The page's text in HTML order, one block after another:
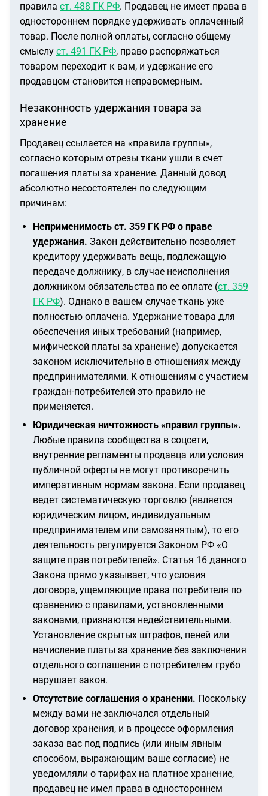
правила ст. 488 ГК РФ. Продавец не имеет права в
одностороннем порядке удерживать оплаченный
товар. После полной оплаты, согласно общему
смыслу ст. 491 ГК РФ, право распоряжаться
товаром переходит к вам, и удержание его
продавцом становится неправомерным.
Незаконность удержания товара за
хранение
Продавец ссылается на «правила группы»,
согласно которым отрезы ткани ушли в счет
погашения платы за хранение. Данный довод
абсолютно несостоятелен по следующим
причинам:
Неприменимость ст. 359 ГК РФ о праве
удержания. Закон действительно позволяет
кредитору удерживать вещь, подлежащую
передаче должнику, в случае неисполнения
должником обязательства по ее оплате (ст. 359
ГК РФ). Однако в вашем случае ткань уже
полностью оплачена. Удержание товара для
обеспечения иных требований (например,
мифической платы за хранение) допускается
законом исключительно в отношениях между
предпринимателями. К отношениям с участием
граждан-потребителей это правило не
применяется.
Юридическая ничтожность «правил группы».
Любые правила сообщества в соцсети,
внутренние регламенты продавца или условия
публичной оферты не могут противоречить
императивным нормам закона. Если продавец
ведет систематическую торговлю (является
юридическим лицом, индивидуальным
предпринимателем или самозанятым), то его
деятельность регулируется Законом РФ «О
защите прав потребителей». Статья 16 данного
Закона прямо указывает, что условия
договора, ущемляющие права потребителя по
сравнению с правилами, установленными
законами, признаются недействительными.
Установление скрытых штрафов, пеней или
начисление платы за хранение без заключения
отдельного соглашения с потребителем грубо
нарушает закон.
Отсутствие соглашения о хранении. Поскольку
между вами не заключался отдельный
договор хранения, и в процессе оформления
заказа вас под подпись (или иным явным
способом, выражающим ваше согласие) не
уведомляли о тарифах на платное хранение,
продавец не имел права в одностороннем